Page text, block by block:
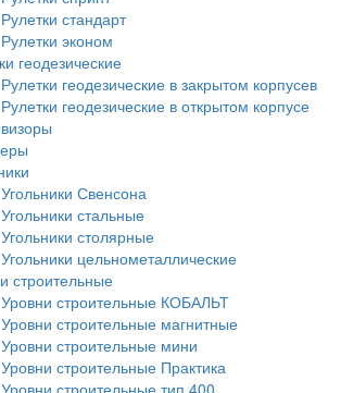
Рулетки стандарт
Рулетки эконом
геодезические
Рулетки геодезические в закрытом корпусев
Рулетки геодезические в открытом корпусе
Угольники Свенсона
Угольники стальные
Угольники столярные
Угольники цельнометаллические
строительные
Уровни строительные КОБАЛЬТ
Уровни строительные магнитные
Уровни строительные мини
Уровни строительные Практика
Уровни строительные тип 400